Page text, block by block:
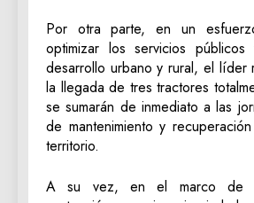
Por otra parte, en un
optimizar los servicios
desarrollo urbano y rural, el líder
la llegada de tres tractores
se sumarán de inmediato a las
de mantenimiento y
territorio.
A su vez, en el marco de